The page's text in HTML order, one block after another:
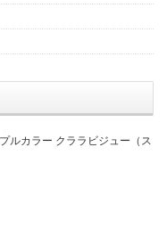
ルカラー クララビジュー（ス